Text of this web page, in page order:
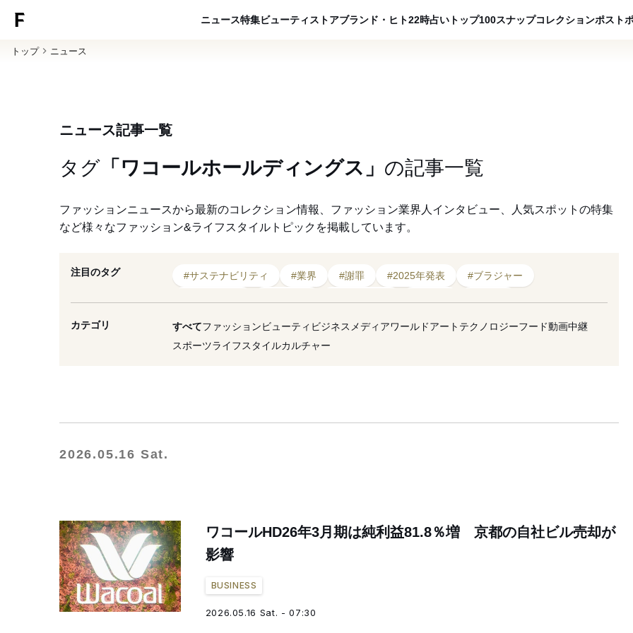
ニュース特集ビューティ ストアブランド・ヒト22時占い トップ100スナップコレクションポスト
トップ ニュース
ニュース記事一覧
タグ 「ワコールホールディングス」 の記事一覧
ファッションニュースから最新のコレクション情報、ファッション業界人インタビュー、人気スポットの特集
など様々なファッション&ライフスタイルトピックを掲載しています。
注目のタグ #サステナビリティ #業界 #謝罪 #2025年発表
#ブラジャー
#ワコールホールディングス
#ブラ #2026年発売 #米国 #広告
#決算
#インナー
#女性 #タイ
カテゴリ すべてファッションビューティ ビジネス メディアワールドアート テクノロジーフード動画中継
スポーツライフスタイルカルチャー
2026.05.16 Sat.
ワコールHD26年3月期は純利益81.8％増 京都の自社ビル売却が
影響
BUSINESS
2026.05.16 Sat. - 07:30